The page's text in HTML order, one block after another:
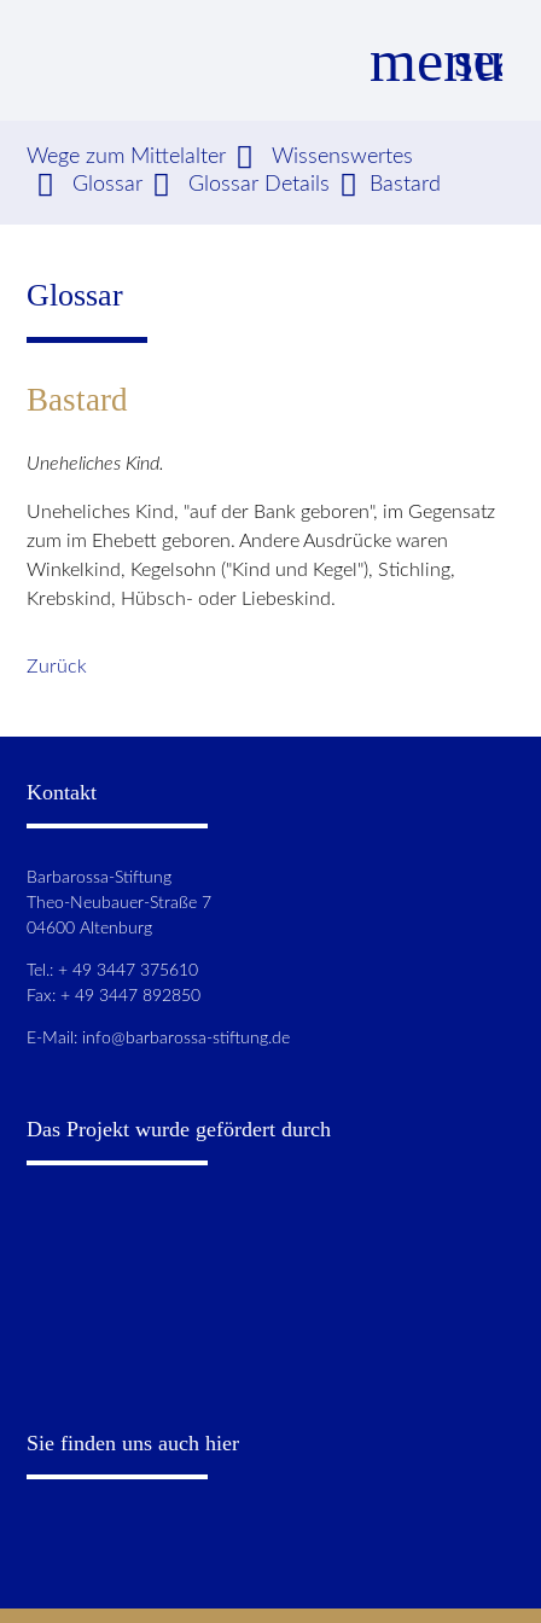
menu
Suchbegriffe SUCHEN
Wege zum Mittelalter
Wissenswertes
Glossar
Glossar Details Bastard
Glossar
Bastard
Uneheliches Kind.
Uneheliches Kind, "auf der Bank geboren", im Gegensatz
zum im Ehebett geboren. Andere Ausdrücke waren
Winkelkind, Kegelsohn ("Kind und Kegel"), Stichling,
Krebskind, Hübsch- oder Liebeskind.
Zurück
Kontakt
Barbarossa-Stiftung
Theo-Neubauer-Straße 7
04600 Altenburg
Tel.: + 49 3447 375610
Fax: + 49 3447 892850
E-Mail: info@barbarossa-stiftung.de
Das Projekt wurde gefördert durch
Sie finden uns auch hier